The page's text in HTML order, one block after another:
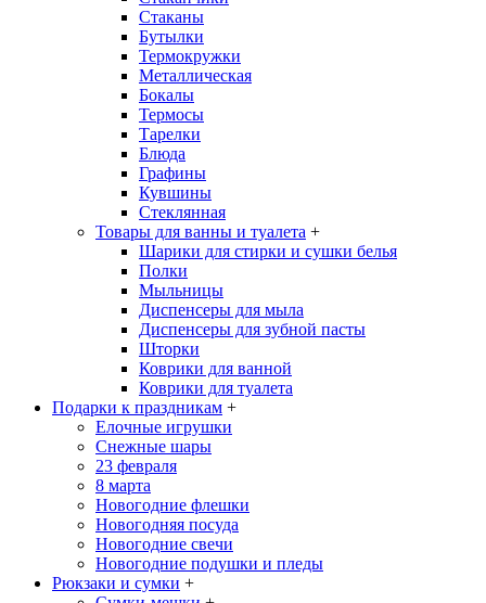
Стаканы
Бутылки
Термокружки
Металлическая
Бокалы
Термосы
Тарелки
Блюда
Графины
Кувшины
Стеклянная
Товары для ванны и туалета +
Шарики для стирки и сушки белья
Полки
Мыльницы
Диспенсеры для мыла
Диспенсеры для зубной пасты
Шторки
Коврики для ванной
Коврики для туалета
Подарки к праздникам +
Елочные игрушки
Снежные шары
23 февраля
8 марта
Новогодние флешки
Новогодняя посуда
Новогодние свечи
Новогодние подушки и пледы
Рюкзаки и сумки +